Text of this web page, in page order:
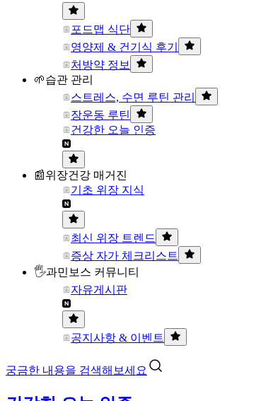
포드맵 식단
영양제 & 건기식 후기
처방약 정보
🌱습관 관리
스트레스, 수면 루틴 관리
장운동 루틴
건강한 오늘 인증
📰위장건강 매거진
기초 위장 지식
최신 위장 트렌드
증상 자가 체크리스트
🖐과민보스 커뮤니티
자유게시판
공지사항 & 이벤트
궁금한 내용을 검색해보세요